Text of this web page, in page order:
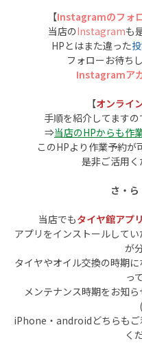
【Instagramのフォ
当店のInstagramも
HPとはまた違った
フォローお待
Instagramア
【オンライ
手順を紹介してます
⇒当店のHPからも作
このHPより作業予約が
是非ご活用
さ・ら
当店でもタイヤ館アプ
アプリをインストールして
が
タイヤやオイル交換の時期
っ
メンテナンス時期をお知
iPhone・androidどちらもご
く